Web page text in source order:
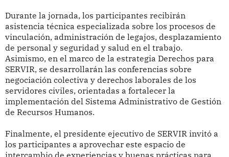
Durante la jornada, los participantes recibirán
asistencia técnica especializada sobre los procesos de
vinculación, administración de legajos, desplazamiento
de personal y seguridad y salud en el trabajo.
Asimismo, en el marco de la estrategia Derechos para
SERVIR, se desarrollarán las conferencias sobre
negociación colectiva y derechos laborales de los
servidores civiles, orientadas a fortalecer la
implementación del Sistema Administrativo de Gestión
de Recursos Humanos.
Finalmente, el presidente ejecutivo de SERVIR invitó a
los participantes a aprovechar este espacio de